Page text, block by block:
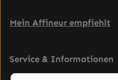
Mein Affineur empfiehlt
Service & Informationen